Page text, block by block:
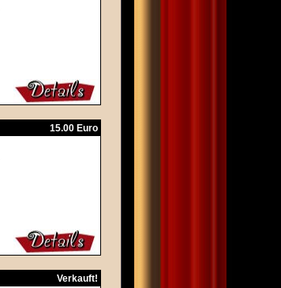
15.00 Euro
Verkauft!